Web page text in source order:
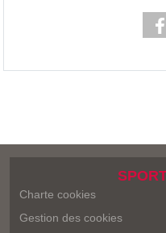
Charte cookies
Gestion des cookies